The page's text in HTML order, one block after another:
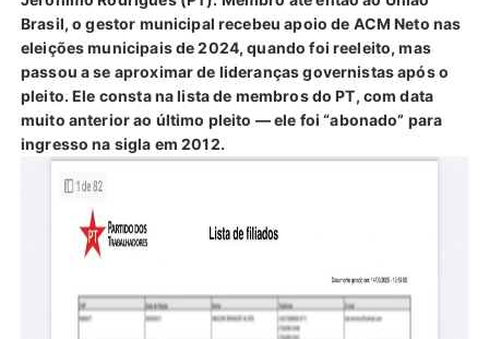
Brasil, o gestor municipal recebeu apoio de ACM Neto nas
eleições municipais de 2024, quando foi reeleito, mas
passou a se aproximar de lideranças governistas após o
pleito. Ele consta na lista de membros do PT, com data
muito anterior ao último pleito — ele foi “abonado” para
ingresso na sigla em 2012.